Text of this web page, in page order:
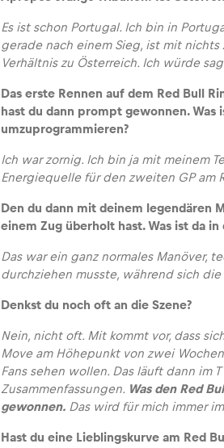
Es ist schon Portugal. Ich bin in
gerade nach einem Sieg, ist mit
Verhältnis zu Österreich. Ich würde
Das erste Rennen auf dem Red Bull
hast du dann prompt gewonnen. Was
umzuprogrammieren?
Ich war zornig. Ich bin ja mit meinem
Energiequelle für den zweiten GP am
Den du dann mit deinem legendären
einem Zug überholt hast. Was ist da in
Das war ein ganz normales Manöver,
durchziehen musste, während sich
Denkst du noch oft an die Szene?
Nein, nicht oft. Mit kommt vor, dass
Move am Höhepunkt von zwei
Fans sehen wollen. Das läuft dann im
Zusammenfassungen. Was den Red
gewonnen. Das wird für mich immer
Hast du eine Lieblingskurve am Red